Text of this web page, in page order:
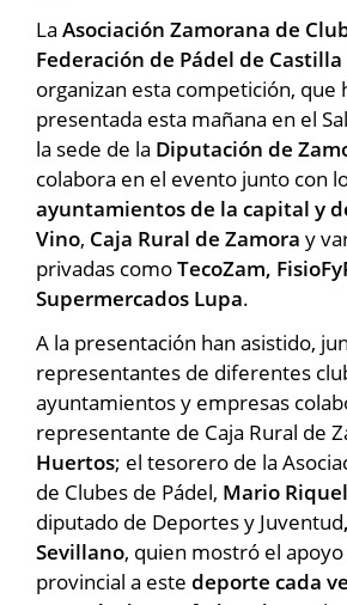
La Asociación Zamorana de
Federación de Pádel de Castilla
organizan esta competición, que
presentada esta mañana en el
la sede de la Diputación de
colabora en el evento junto con
ayuntamientos de la capital y
Vino, Caja Rural de Zamora y
privadas comoTecoZam,
Supermercados Lupa.
A la presentación han asistido,
representantes de diferentes
ayuntamientos y empresas
representante de Caja Rural de
Huertos; el tesorero de la
de Clubes de Pádel, Mario
diputado de Deportes y Juventud
Sevillano, quien mostró el
provincial a este deporte cada